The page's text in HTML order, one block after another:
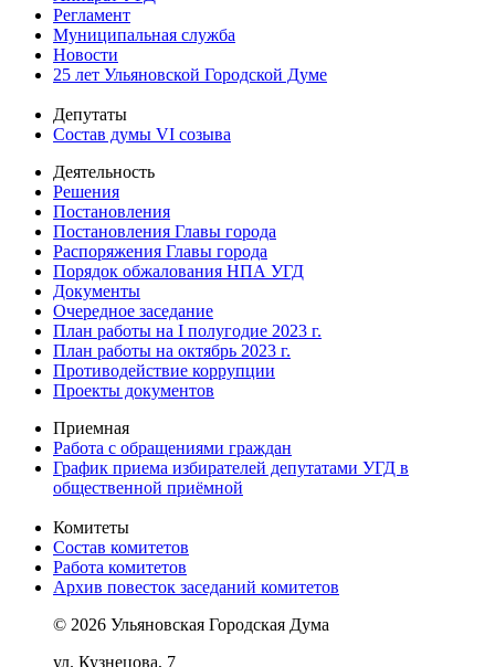
Регламент
Муниципальная служба
Новости
25 лет Ульяновской Городской Думе
Депутаты
Состав думы VI созыва
Деятельность
Решения
Постановления
Постановления Главы города
Распоряжения Главы города
Порядок обжалования НПА УГД
Документы
Очередное заседание
План работы на I полугодие 2023 г.
План работы на октябрь 2023 г.
Противодействие коррупции
Проекты документов
Приемная
Работа с обращениями граждан
График приема избирателей депутатами УГД в
общественной приёмной
Комитеты
Состав комитетов
Работа комитетов
Архив повесток заседаний комитетов
© 2026 Ульяновская Городская Дума
ул. Кузнецова, 7